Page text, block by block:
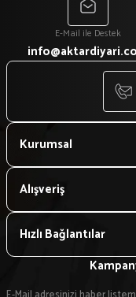
E-Mail ile Destek
Kurumsal
Alışveriş
Hızlı Bağlantılar